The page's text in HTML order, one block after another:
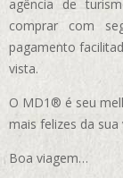
agência de
comprar com
pagamento
vista.
O MD1® é seu
mais felizes da sua
Boa viagem…